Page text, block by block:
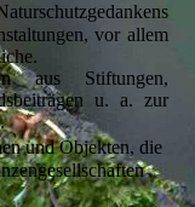
vor allem
aus Stiftungen,
u. a. zur
und Objekten, die